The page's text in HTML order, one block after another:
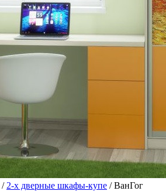
/ 2-х дверные шкафы-купе / ВанГог